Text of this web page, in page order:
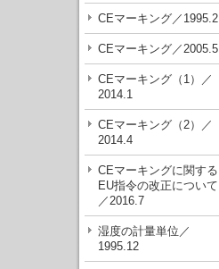
CEマーキング／1995.2
CEマーキング／2005.5
CEマーキング（1）／
2014.1
CEマーキング（2）／
2014.4
CEマーキングに関する
EU指令の改正について
／2016.7
湿度の計量単位／
1995.12